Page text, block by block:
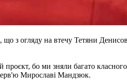
з огляду на втечу Тетяни
бо ми зняли багато
Мирославі Мандзюк.